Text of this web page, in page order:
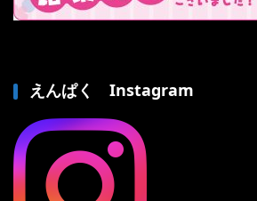
えんぱく Instagram